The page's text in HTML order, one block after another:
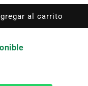
al carrito